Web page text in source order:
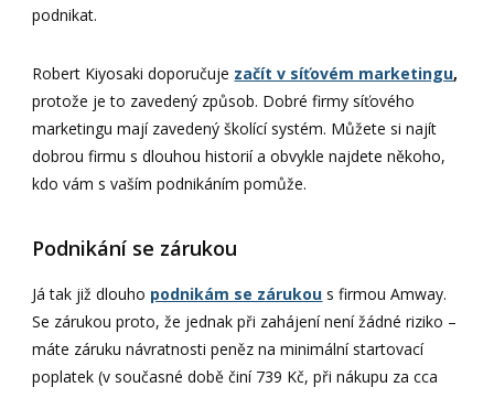
podnikat.
Robert Kiyosaki doporučuje začít v síťovém marketingu,
protože je to zavedený způsob. Dobré firmy síťového
marketingu mají zavedený školící systém. Můžete si najít
dobrou firmu s dlouhou historií a obvykle najdete někoho,
kdo vám s vaším podnikáním pomůže.
Podnikání se zárukou
Já tak již dlouho podnikám se zárukou s firmou Amway.
Se zárukou proto, že jednak při zahájení není žádné riziko –
máte záruku návratnosti peněz na minimální startovací
poplatek (v současné době činí 739 Kč, při nákupu za cca